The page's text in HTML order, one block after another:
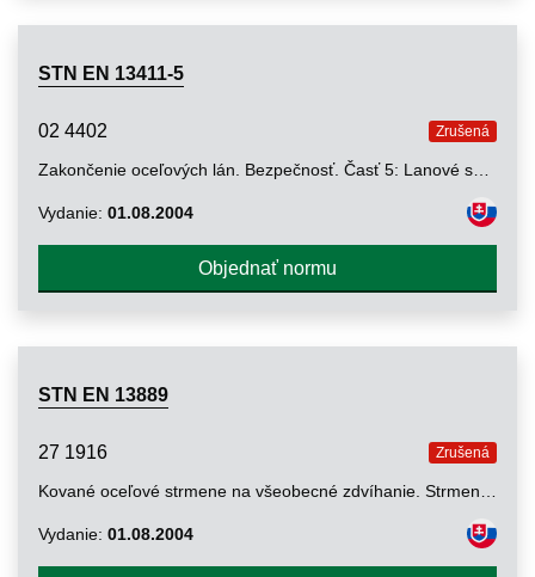
STN EN 13411-5
02 4402 Zrušená
Vydanie: 01.08.2004
Objednať normu
STN EN 13889
27 1916 Zrušená
Vydanie: 01.08.2004